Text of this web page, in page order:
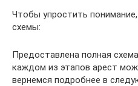
Чтобы упростить
схемы:
Предоставлена полная
каждом из этапов арест
вернемся подробнее в